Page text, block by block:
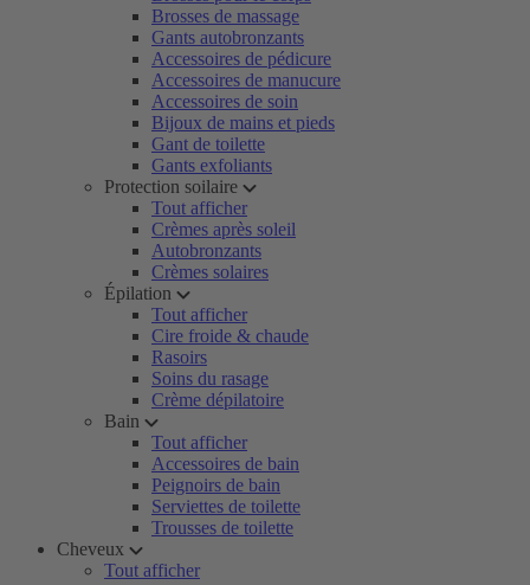
Brosses de massage
Gants autobronzants
Accessoires de pédicure
Accessoires de manucure
Accessoires de soin
Bijoux de mains et pieds
Gant de toilette
Gants exfoliants
Protection soilaire
Tout afficher
Crèmes après soleil
Autobronzants
Crèmes solaires
Épilation
Tout afficher
Cire froide & chaude
Rasoirs
Soins du rasage
Crème dépilatoire
Bain
Tout afficher
Accessoires de bain
Peignoirs de bain
Serviettes de toilette
Trousses de toilette
Cheveux
Tout afficher